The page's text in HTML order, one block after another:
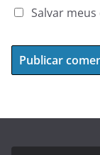
Salvar